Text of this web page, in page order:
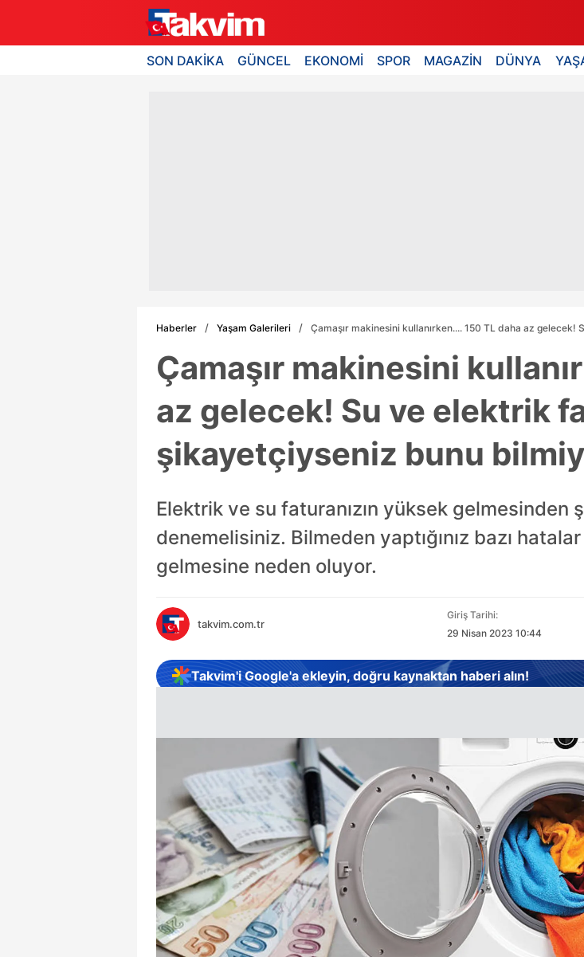
SON DAKİKA GÜNCEL EKONOMİ SPOR MAGAZİN DÜNYA
Haberler Yaşam Galerileri Çamaşır makinesini kullanırken.... 150 TL daha az
Çamaşır makinesini
az gelecek! Su ve elektrik
şikayetçiyseniz bunu
Elektrik ve su faturanızın yüksek
denemelisiniz. Bilmeden yaptığınız bazı
gelmesine neden oluyor.
takvim.com.tr
Giriş Tarihi:
29 Nisan 2023 10:44
Takvim'i Google'a ekleyin, doğru kaynaktan haberi alın!